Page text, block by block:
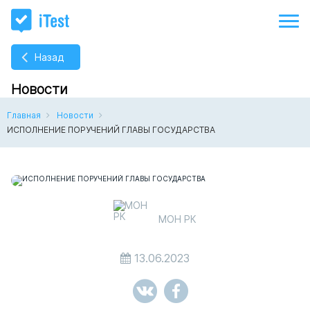
Назад
Новости
Главная
Новости
ИСПОЛНЕНИЕ ПОРУЧЕНИЙ ГЛАВЫ ГОСУДАРСТВА
МОН РК
13.06.2023